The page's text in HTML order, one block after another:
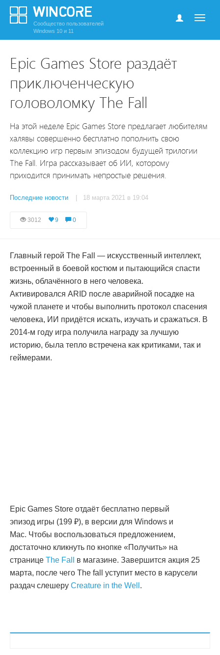
Сообщество пользователей
Windows 10 и 11
Epic Games Store раздаёт
приключенческую
головоломку The Fall
На этой неделе Epic Games Store предлагает любителям
халявы совершенно бесплатно пополнить свою
коллекцию игр первым эпизодом будущей трилогии
The Fall. Игра рассказывает об ИИ, которому
приходится принимать непростые решения.
Последние новости | 18 марта 2021 в 19:04
3012 9 0
Главный герой The Fall — искусственный интеллект,
встроенный в боевой костюм и пытающийся спасти
жизнь, облачённого в него человека.
Активировался ARID после аварийной посадке на
чужой планете и чтобы выполнить протокол спасения
человека, ИИ придётся искать, изучать и сражаться. В
2014-м году игра получила награду за лучшую
историю, была тепло встречена как критиками, так и
геймерами.
Epic Games Store отдаёт бесплатно первый
эпизод игры (199 ₽), в версии для Windows и
Mac. Чтобы воспользоваться предложением,
достаточно кликнуть по кнопке «Получить» на
странице The Fall
в магазине. Завершится акция 25
марта, после чего The fall уступит место в карусели
раздач слешеру Creature in the Well .